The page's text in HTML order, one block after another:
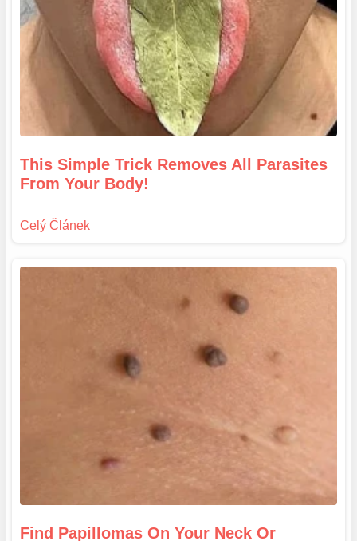
This Simple Trick Removes All Parasites
From Your Body!
Find Papillomas On Your Neck Or